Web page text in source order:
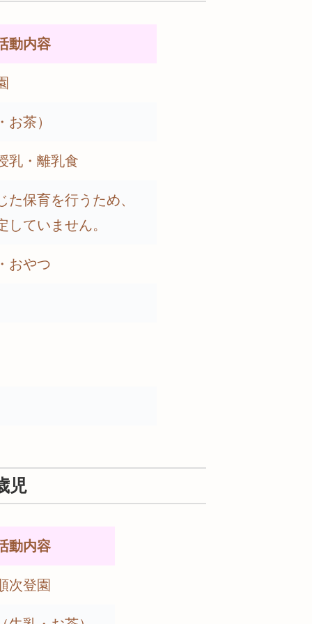
動内容
お茶）
乳・離乳食
た保育を行うため、
していません。
おやつ
児
動内容
登園